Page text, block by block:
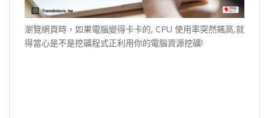
瀏覽網頁時，如果電腦變得卡卡的, CPU 使用率突然飆高,就
得當心是不是挖礦程式正利用你的電腦資源挖礦!